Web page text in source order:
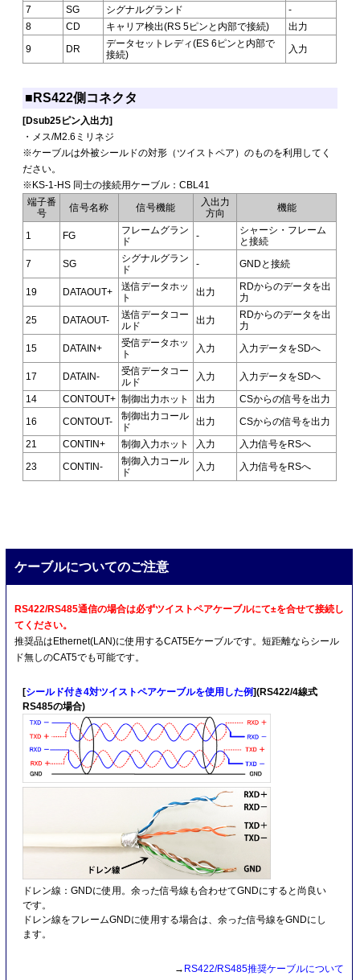
7
SG シグナルグランド
-
8
CD キャリア検出(RS 5ピンと内部で接続)
出力
9
DR
データセットレディ(ES 6ピンと内部で
接続)
入力
■RS422側コネクタ
[Dsub25ピン入出力]
・メス/M2.6ミリネジ
※ケーブルは外被シールドの対形（ツイストペア）のものを利用してく
ださい。
※KS-1-HS 同士の接続用ケーブル：CBL41
端子番
号
信号名称 信号機能
入出力
方向
機能
1 FG
フレームグラン
ド
-
シャーシ・フレーム
と接続
7
SG
シグナルグラン
ド
- GNDと接続
19 DATAOUT+
送信データホッ
ト
出力
RDからのデータを出
力
25
DATAOUT-
送信データコー
ルド
出力
RDからのデータを出
力
15
DATAIN+
受信データホッ
ト
入力 入力データをSDへ
17 DATAIN-
受信データコー
ルド
入力
入力データをSDへ
14
CONTOUT+ 制御出力ホット 出力
CSからの信号を出力
16
CONTOUT-
制御出力コール
ド
出力
CSからの信号を出力
21
CONTIN+ 制御入力ホット 入力
入力信号をRSへ
23
CONTIN-
制御入力コール
ド
入力 入力信号をRSへ
ケーブルについてのご注意
RS422/RS485通信の場合は必ずツイストペアケーブルにて±を合せて接続し
てください。
推奨品はEthernet(LAN)に使用するCAT5Eケーブルです。短距離ならシール
ド無しのCAT5でも可能です。
[シールド付き4対ツイストペアケーブルを使用した例](RS422/4線式
RS485の場合)
ドレン線：GNDに使用。余った信号線も合わせてGNDにすると尚良い
です。
ドレン線をフレームGNDに使用する場合は、余った信号線をGNDにし
ます。
→ RS422/RS485推奨ケーブルについて